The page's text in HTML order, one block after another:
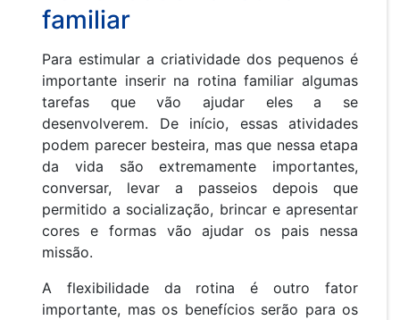
familiar
Para estimular a criatividade dos pequenos é
importante inserir na rotina familiar algumas
tarefas que vão ajudar eles a se
desenvolverem. De início, essas atividades
podem parecer besteira, mas que nessa etapa
da vida são extremamente importantes,
conversar, levar a passeios depois que
permitido a socialização, brincar e apresentar
cores e formas vão ajudar os pais nessa
missão.
A flexibilidade da rotina é outro fator
importante, mas os benefícios serão para os